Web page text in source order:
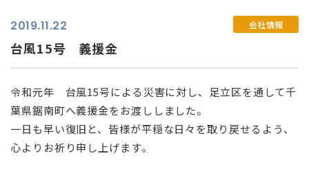
2019.11.22 会社情報
台風15号 義援金
令和元年 台風15号による災害に対し、足立区を通して千
葉県鋸南町へ義援金をお渡ししました。
一日も早い復旧と、皆様が平穏な日々を取り戻せるよう、
心よりお祈り申し上げます。